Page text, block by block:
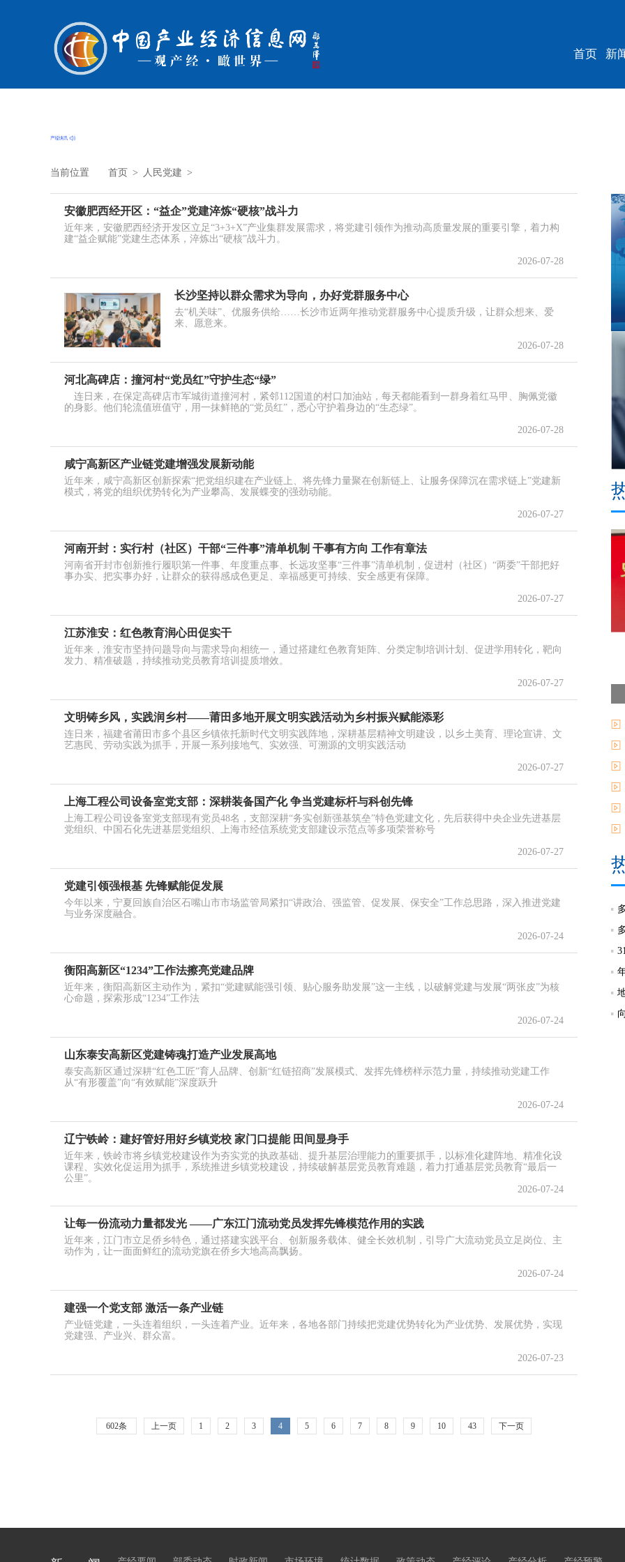
首页 新
当前位置 首页 > 人民党建 >
安徽肥西经开区：“益企”党建淬炼“硬核”战斗力
近年来，安徽肥西经济开发区立足“3+3+X”产业集群发展需求，将党建引领作为推动高质量发展的重要引擎，着力构
建“益企赋能”党建生态体系，淬炼出“硬核”战斗力。
2026-07-28
长沙坚持以群众需求为导向，办好党群服务中心
去“机关味”、优服务供给……长沙市近两年推动党群服务中心提质升级，让群众想来、爱
来、愿意来。
2026-07-28
河北高碑店：撞河村“党员红”守护生态“绿”
连日来，在保定高碑店市军城街道撞河村，紧邻112国道的村口加油站，每天都能看到一群身着红马甲、胸佩党徽
的身影。他们轮流值班值守，用一抹鲜艳的“党员红”，悉心守护着身边的“生态绿”。
2026-07-28
咸宁高新区产业链党建增强发展新动能
近年来，咸宁高新区创新探索“把党组织建在产业链上、将先锋力量聚在创新链上、让服务保障沉在需求链上”党建新
模式，将党的组织优势转化为产业攀高、发展蝶变的强劲动能。
2026-07-27
河南开封：实行村（社区）干部“三件事”清单机制 干事有方向 工作有章法
河南省开封市创新推行履职第一件事、年度重点事、长远攻坚事“三件事”清单机制，促进村（社区）“两委”干部把好
事办实、把实事办好，让群众的获得感成色更足、幸福感更可持续、安全感更有保障。
2026-07-27
江苏淮安：红色教育润心田促实干
近年来，淮安市坚持问题导向与需求导向相统一，通过搭建红色教育矩阵、分类定制培训计划、促进学用转化，靶向
发力、精准破题，持续推动党员教育培训提质增效。
2026-07-27
文明铸乡风，实践润乡村——莆田多地开展文明实践活动为乡村振兴赋能添彩
连日来，福建省莆田市多个县区乡镇依托新时代文明实践阵地，深耕基层精神文明建设，以乡土美育、理论宣讲、文
艺惠民、劳动实践为抓手，开展一系列接地气、实效强、可溯源的文明实践活动
2026-07-27
上海工程公司设备室党支部：深耕装备国产化 争当党建标杆与科创先锋
上海工程公司设备室党支部现有党员48名，支部深耕“务实创新强基筑垒”特色党建文化，先后获得中央企业先进基层
党组织、中国石化先进基层党组织、上海市经信系统党支部建设示范点等多项荣誉称号
2026-07-27
党建引领强根基 先锋赋能促发展
今年以来，宁夏回族自治区石嘴山市市场监管局紧扣“讲政治、强监管、促发展、保安全”工作总思路，深入推进党建
与业务深度融合。
2026-07-24
衡阳高新区“1234”工作法擦亮党建品牌
近年来，衡阳高新区主动作为，紧扣“党建赋能强引领、贴心服务助发展”这一主线，以破解党建与发展“两张皮”为核
心命题，探索形成“1234”工作法
2026-07-24
山东泰安高新区党建铸魂打造产业发展高地
泰安高新区通过深耕“红色工匠”育人品牌、创新“红链招商”发展模式、发挥先锋榜样示范力量，持续推动党建工作
从“有形覆盖”向“有效赋能”深度跃升
2026-07-24
辽宁铁岭：建好管好用好乡镇党校 家门口提能 田间显身手
近年来，铁岭市将乡镇党校建设作为夯实党的执政基础、提升基层治理能力的重要抓手，以标准化建阵地、精准化设
课程、实效化促运用为抓手，系统推进乡镇党校建设，持续破解基层党员教育难题，着力打通基层党员教育“最后一
公里”。
2026-07-24
让每一份流动力量都发光 ——广东江门流动党员发挥先锋模范作用的实践
近年来，江门市立足侨乡特色，通过搭建实践平台、创新服务载体、健全长效机制，引导广大流动党员立足岗位、主
动作为，让一面面鲜红的流动党旗在侨乡大地高高飘扬。
2026-07-24
建强一个党支部 激活一条产业链
产业链党建，一头连着组织，一头连着产业。近年来，各地各部门持续把党建优势转化为产业优势、发展优势，实现
党建强、产业兴、群众富。
2026-07-23
602条 上一页 1 2 3 4 5 6 7 8 9 10 43 下一页